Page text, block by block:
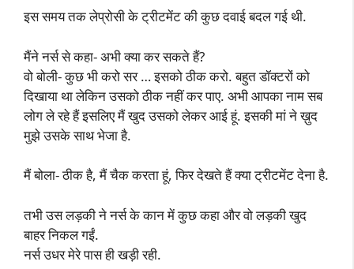
इस समय तक लेप्रोसी के ट्रीटमेंट की कुछ दवाई बदल गई थी.
मैंने नर्स से कहा- अभी क्या कर सकते हैं?
वो बोली- कुछ भी करो सर … इसको ठीक करो. बहुत डॉक्टरों को
दिखाया था लेकिन उसको ठीक नहीं कर पाए. अभी आपका नाम सब
लोग ले रहे हैं इसलिए मैं खुद उसको लेकर आई हूं. इसकी मां ने ख़ुद
मुझे उसके साथ भेजा है.
मैं बोला- ठीक है, मैं चैक करता हूं, फिर देखते हैं क्या ट्रीटमेंट देना है.
तभी उस लड़की ने नर्स के कान में कुछ कहा और वो लड़की खुद
बाहर निकल गईं.
नर्स उधर मेरे पास ही खड़ी रही.